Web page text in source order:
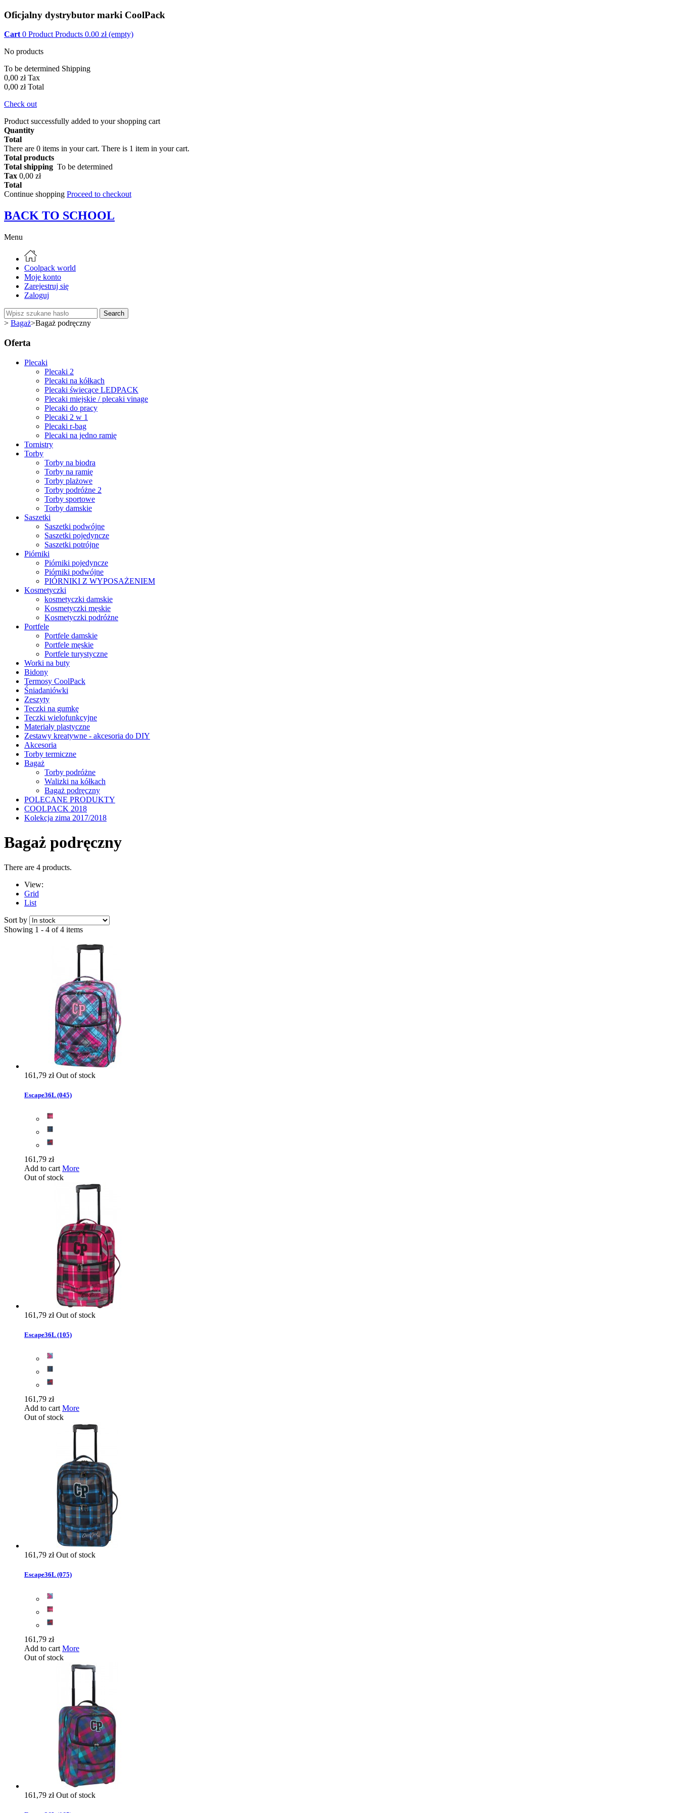
Oficjalny dystrybutor marki CoolPack
Cart 0 Product Products 0.00 zł (empty)
No products
To be determined Shipping
0,00 zł Tax
0,00 zł Total
Check out
Product successfully added to your shopping cart
Quantity
Total
There are 0 items in your cart. There is 1 item in your cart.
Total products
Total shipping To be determined
Tax 0,00 zł
Total
Continue shopping Proceed to checkout
BACK TO SCHOOL
Menu
Coolpack world
Moje konto
Zarejestruj się
Zaloguj
Search
> Bagaż>Bagaż podręczny
Oferta
Plecaki
Plecaki 2
Plecaki na kółkach
Plecaki świecące LEDPACK
Plecaki miejskie / plecaki vinage
Plecaki do pracy
Plecaki 2 w 1
Plecaki r-bag
Plecaki na jedno ramię
Tornistry
Torby
Torby na biodra
Torby na ramię
Torby plażowe
Torby podróżne 2
Torby sportowe
Torby damskie
Saszetki
Saszetki podwójne
Saszetki pojedyncze
Saszetki potrójne
Piórniki
Piórniki pojedyncze
Piórniki podwójne
PIÓRNIKI Z WYPOSAŻENIEM
Kosmetyczki
kosmetyczki damskie
Kosmetyczki męskie
Kosmetyczki podróżne
Portfele
Portfele damskie
Portfele męskie
Portfele turystyczne
Worki na buty
Bidony
Termosy CoolPack
Śniadaniówki
Zeszyty
Teczki na gumkę
Teczki wielofunkcyjne
Materiały plastyczne
Zestawy kreatywne - akcesoria do DIY
Akcesoria
Torby termiczne
Bagaż
Torby podróżne
Walizki na kółkach
Bagaż podręczny
POLECANE PRODUKTY
COOLPACK 2018
Kolekcja zima 2017/2018
Bagaż podręczny
There are 4 products.
View:
Grid
List
Sort by
Showing 1 - 4 of 4 items
161,79 złOut of stock
Escape36L (045)
161,79 zł
Add to cart More
Out of stock
161,79 złOut of stock
Escape36L (105)
161,79 zł
Add to cart More
Out of stock
161,79 złOut of stock
Escape36L (075)
161,79 zł
Add to cart More
Out of stock
161,79 złOut of stock